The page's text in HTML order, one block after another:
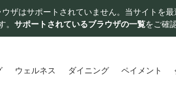
ザはサポートされていません。当サイトを最
。 サポートされているブラウザの一覧をご確
ウェルネス ダイニング ペイメント